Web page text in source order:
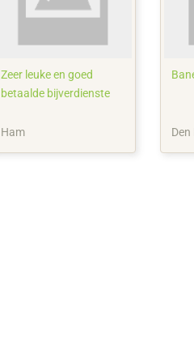
Zeer leuke en goed
betaalde bijverdienste
Ham Den